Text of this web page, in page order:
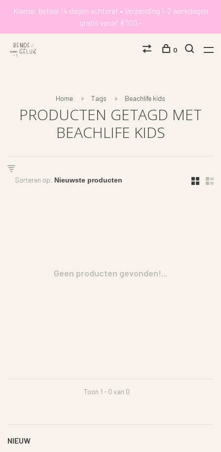
Klarna: betaal 14 dagen achteraf • Verzending 1-2 werkdagen
gratis vanaf €100,-
0
Home Tags Beachlife kids
PRODUCTEN GETAGD MET
BEACHLIFE KIDS
Sorteren op:
Geen producten gevonden!...
Toon 1 - 0 van 0
NIEUW